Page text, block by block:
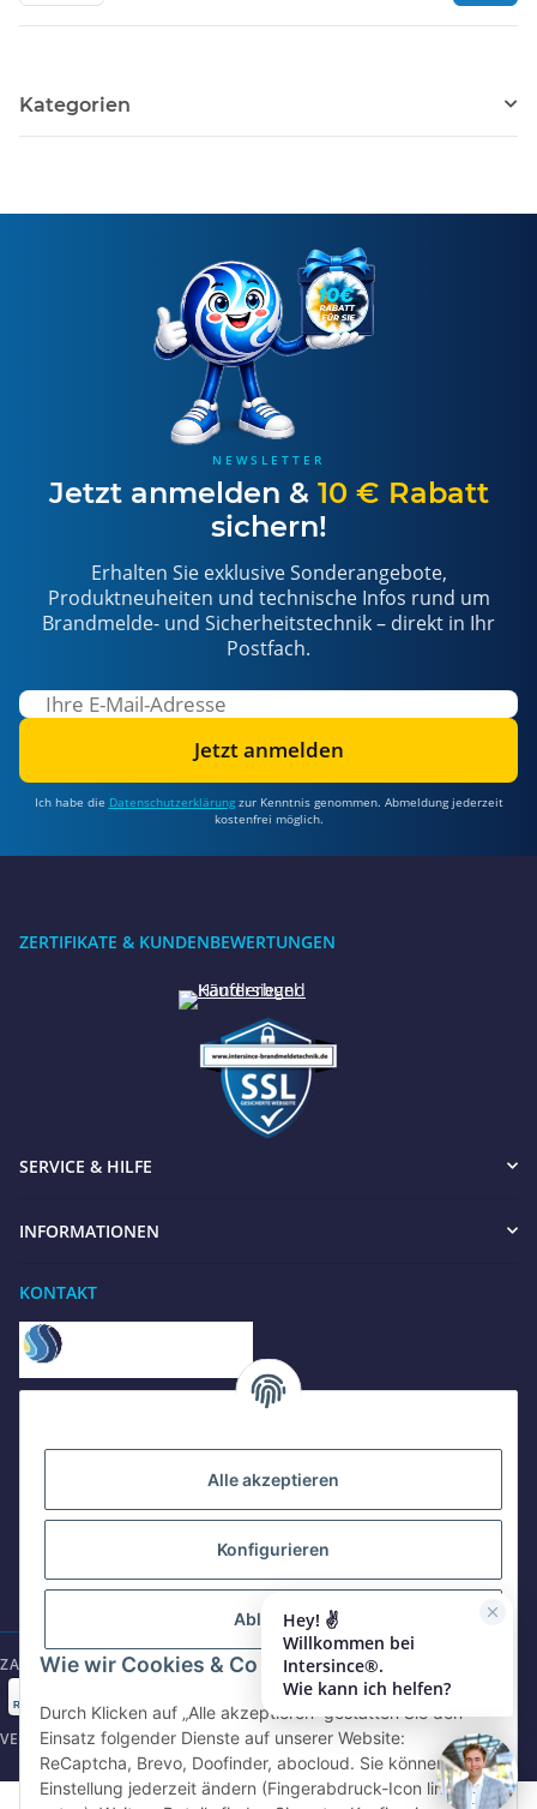
Hey! ✌️
Willkommen bei
Intersince®.
Wie kann ich helfen?
+49 8679 984969 - 0
werktags Mo–Fr 8:30–17:00 Uhr
WhatsApp
+49 162 5669885
E-Mail schreiben
shop@intersince.de
Webseite besuchen
www.intersince-group.de
Kategorien
NEWSLETTER
Jetzt anmelden & 10 € Rabatt
sichern!
Erhalten Sie exklusive Sonderangebote,
Produktneuheiten und technische Infos rund um
Brandmelde- und Sicherheitstechnik – direkt in Ihr
Postfach.
Jetzt anmelden
Ich habe die Datenschutzerklärungzur Kenntnis genommen. Abmeldung jederzeit
kostenfrei möglich.
ZERTIFIKATE & KUNDENBEWERTUNGEN
SERVICE & HILFE
INFORMATIONEN
KONTAKT
84508 Burgkirchen a.d.Alz
+49 86799 84969 - 0
shop@intersince.de
ZAHLUNGSARTEN
VERSANDARTEN
©2025 Intersince GmbH | powered by Intersince Group
Alle akzeptieren
Konfigurieren
Ablehnen
Wie wir Cookies & Co nutzen
Durch Klicken auf „Alle akzeptieren“ gestatten Sie den
Einsatz folgender Dienste auf unserer Website:
ReCaptcha, Brevo, Doofinder, abocloud. Sie können die
Einstellung jederzeit ändern (Fingerabdruck-Icon links